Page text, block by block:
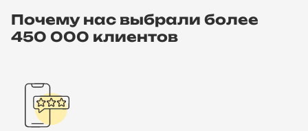
Почему нас выбрали более
450 000 клиентов